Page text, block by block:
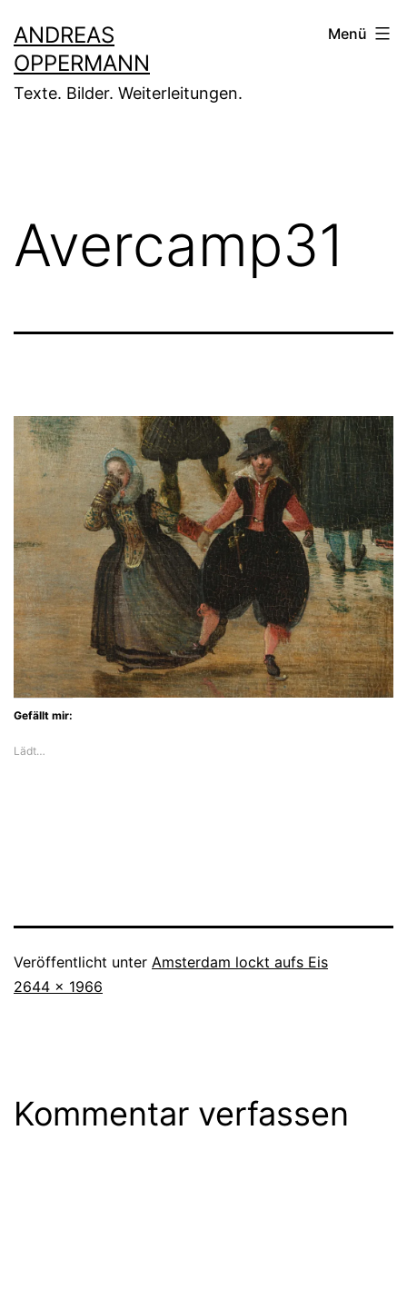
Inhalt
springen
ANDREAS
OPPERMANN
Texte. Bilder. Weiterleitungen.
Menü
Avercamp31
Gefällt mir:
Lädt…
Veröffentlicht unter Amsterdam lockt aufs Eis
Originalgröße
2644 × 1966
Kommentar verfassen